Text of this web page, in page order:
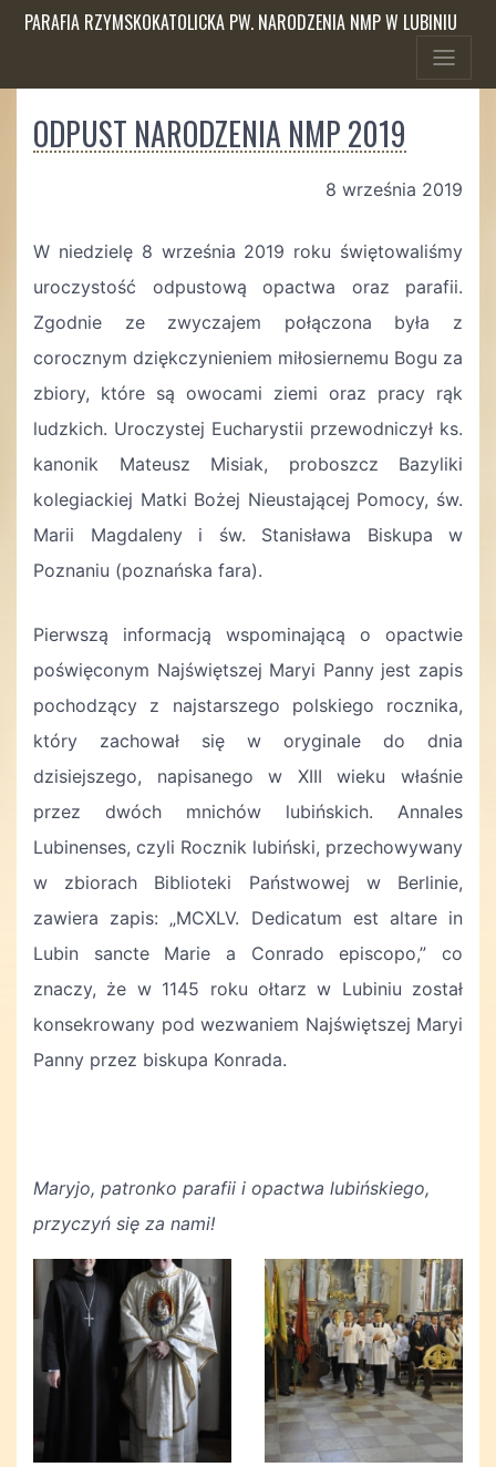
PARAFIA RZYMSKOKATOLICKA PW. NARODZENIA NMP W LUBINIU
ODPUST NARODZENIA NMP 2019
8 września 2019
W niedzielę 8 września 2019 roku świętowaliśmy
uroczystość odpustową opactwa oraz parafii.
Zgodnie ze zwyczajem połączona była z
corocznym dziękczynieniem miłosiernemu Bogu za
zbiory, które są owocami ziemi oraz pracy rąk
ludzkich. Uroczystej Eucharystii przewodniczył ks.
kanonik Mateusz Misiak, proboszcz Bazyliki
kolegiackiej Matki Bożej Nieustającej Pomocy, św.
Marii Magdaleny i św. Stanisława Biskupa w
Poznaniu (poznańska fara).
Pierwszą informacją wspominającą o opactwie
poświęconym Najświętszej Maryi Panny jest zapis
pochodzący z najstarszego polskiego rocznika,
który zachował się w oryginale do dnia
dzisiejszego, napisanego w XIII wieku właśnie
przez dwóch mnichów lubińskich. Annales
Lubinenses, czyli Rocznik lubiński, przechowywany
w zbiorach Biblioteki Państwowej w Berlinie,
zawiera zapis: „MCXLV. Dedicatum est altare in
Lubin sancte Marie a Conrado episcopo,” co
znaczy, że w 1145 roku ołtarz w Lubiniu został
konsekrowany pod wezwaniem Najświętszej Maryi
Panny przez biskupa Konrada.
Maryjo, patronko parafii i opactwa lubińskiego,
przyczyń się za nami!